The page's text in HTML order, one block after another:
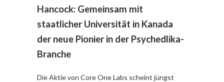
Hancock: Gemeinsam mit
staatlicher Universität in Kanada
der neue Pionier in der Psychedlika-
Branche
Die Aktie von Core One Labs scheint jüngst